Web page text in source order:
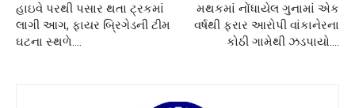
હાઇવે પરથી પસાર થતા ટ્રકમાં
લાગી આગ, ફાયર બ્રિગેડની ટીમ
ઘટના સ્થળે….
મથકમાં નોંધાયેલ ગુનામાં એક
વર્ષથી ફરાર આરોપી વાંકાનેરના
કોઠી ગામેથી ઝડપાયો….